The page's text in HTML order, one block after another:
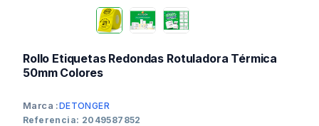
Rollo Etiquetas Redondas Rotuladora Térmica
50mm Colores
Marca :DETONGER
Referencia: 2049587852